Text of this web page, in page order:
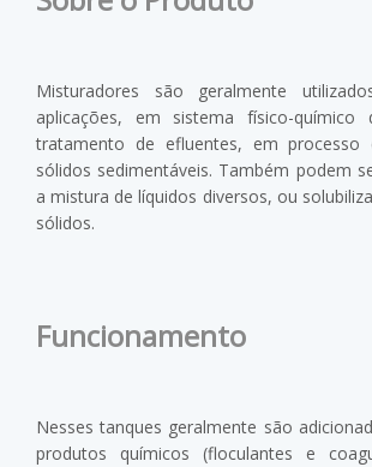
Misturadores são geralmente
aplicações, em sistema físico-químico
tratamento de efluentes, em processo
sólidos sedimentáveis. Também podem
a mistura de líquidos diversos, ou
sólidos.
Funcionamento
Nesses tanques geralmente são
produtos químicos (floculantes e